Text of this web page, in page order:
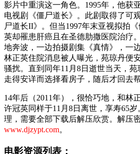
影片中重演这一角色。1995年，他获
电视剧《僵尸道长》。此剧取得了可
尸道长II》。但当1997年末亚视拟拍
英却罹患肝癌且在圣德肋撒医院治疗
地奔波，一边拍摄剧集《真情》，一
林正英住院消息被人曝光，苑琼丹便
骚扰。直到同年11月8日逝世当天，苑
走得安详而选择看房子，随后才回去
14年后（2011年），很恰巧地，和林
许冠英同样于11月8日离世，享寿65
理，需要全部下载后解压欣赏。解压密
www.djzypt.com。
电影资源列表：